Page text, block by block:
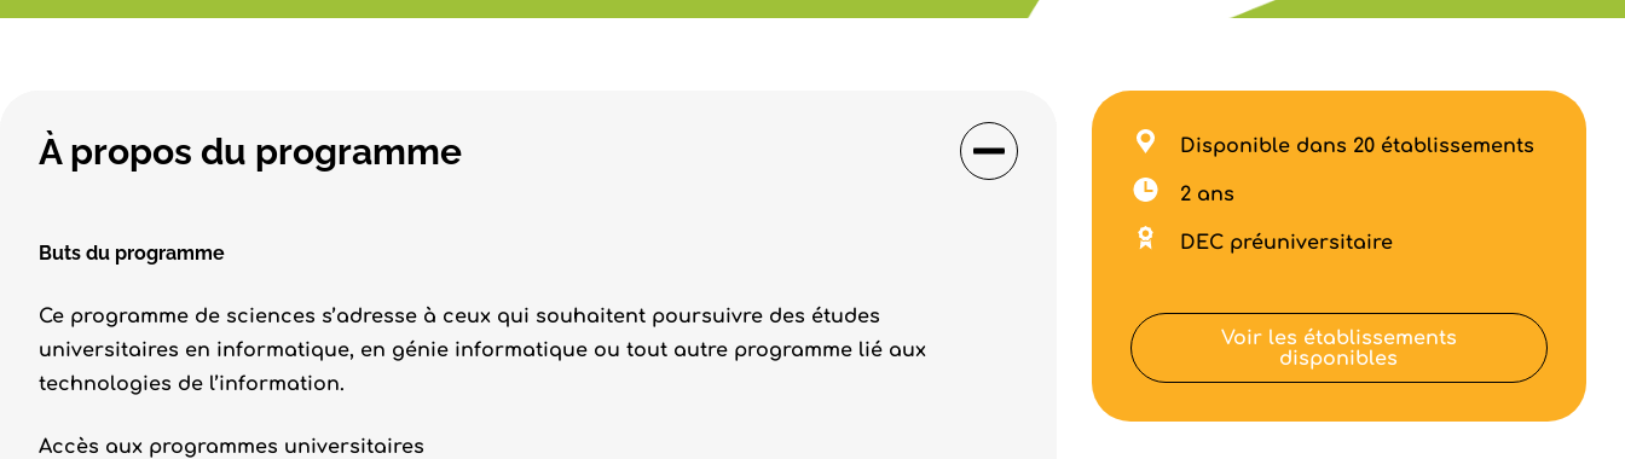
À propos du programme
Buts du programme
Ce programme de sciences s’adresse à ceux qui souhaitent poursuivre des études
universitaires en informatique, en génie informatique ou tout autre programme lié aux
technologies de l’information.
Accès aux programmes universitaires
Disponible dans 20 établissements
2 ans
DEC préuniversitaire
Voir les établissements
disponibles